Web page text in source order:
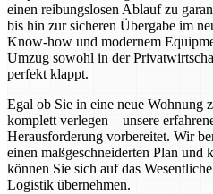
einen reibungslosen Ablauf zu
bis hin zur sicheren Übergabe im
Know-how und modernem
Umzug sowohl in der
perfekt klappt.
Egal ob Sie in eine neue Wohnung
komplett verlegen – unsere
Herausforderung vorbereitet. Wir
einen maßgeschneiderten Plan und
können Sie sich auf das
Logistik übernehmen.